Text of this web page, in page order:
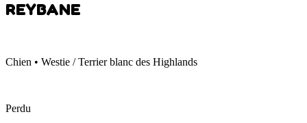
REYBANE
Chien • Westie / Terrier blanc des Highlands
Perdu